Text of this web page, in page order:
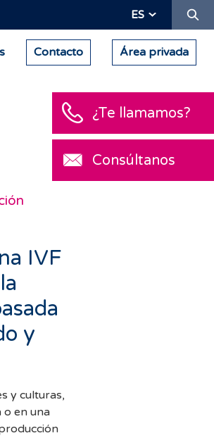
ES
Contacto Área privada
IVF
y
y culturas,
o en una
¿Te llamamos?
Consúltanos